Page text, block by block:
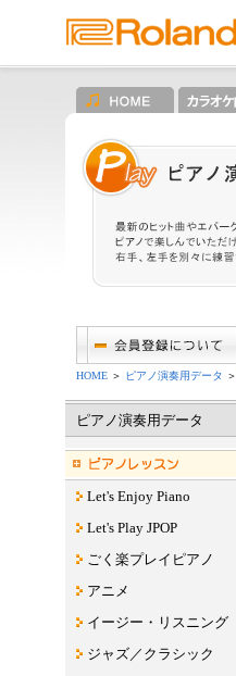
HOME ＞ ピアノ演奏用データ ＞
ピアノ演奏用データ
Let's Enjoy Piano
Let's Play JPOP
ごく楽プレイピアノ
アニメ
イージー・リスニング
ジャズ／クラシック